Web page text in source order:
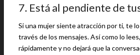
7. Está al pendiente de
Si una mujer siente atracción por ti, te
través de los mensajes. Así como lo
rápidamente y no dejará que la